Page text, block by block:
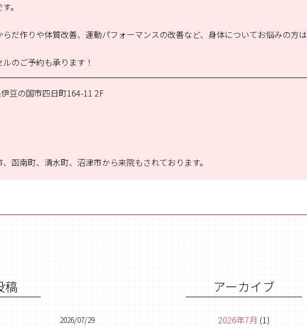
。
だ作りや体質改善、運動パフォーマンスの改善など、身体についてお悩みの方
のご予約も承ります！
豆の国市四日町164-11 2F
函南町、清水町、沼津市から来院もされております。
稿
2026/07/29
アーカイブ
2026年7月 (1)